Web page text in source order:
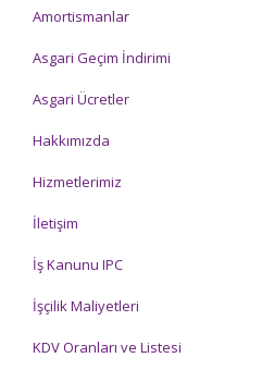
Amortismanlar
Asgari Geçim İndirimi
Asgari Ücretler
Hakkımızda
Hizmetlerimiz
İletişim
İş Kanunu IPC
İşçilik Maliyetleri
KDV Oranları ve Listesi